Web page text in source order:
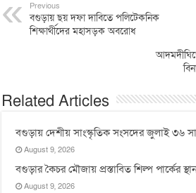
Previous
বগুড়ায় ছয় দফা দাবিতে পলিটেকনিক
শিক্ষার্থীদের মহাসড়ক অবরোধ
Related Articles
বগুড়ায় দেশীয় সাংস্কৃতিক সংসদের জুলাই ৩৬
August 9, 2026
বগুড়ার কৈচর মৌজায় প্রস্তাবিত শিল্প পার্কের
August 9, 2026